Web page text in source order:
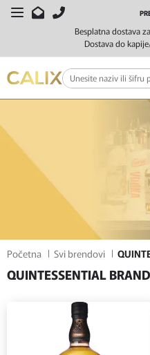
Besplatna dostava
Dostava do
Početna Svi brendovi
QUINTESSENTIAL
FILTERI
SORTIRAJ